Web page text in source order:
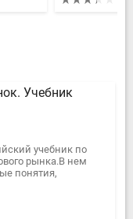
Учебник
учебник по
рынка.В нем
понятия,